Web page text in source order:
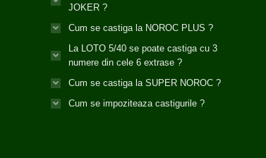
JOKER ?
Cum se castiga la NOROC PLUS ?
La LOTO 5/40 se poate castiga cu 3
numere din cele 6 extrase ?
Cum se castiga la SUPER NOROC ?
Cum se impoziteaza castigurile ?